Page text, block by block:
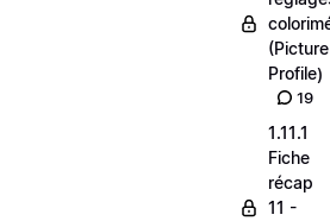
(Picture
Profile)
19
1.11.1
Fiche
récap
11 -